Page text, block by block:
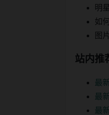
明
如
图
站内推
最
最
最